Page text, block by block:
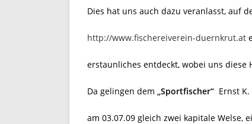
Dies hat uns auch dazu veranlasst, auf
http://www.fischereiverein-duernkrut.at
erstaunliches entdeckt, wobei uns diese
Da gelingen dem „Sportfischer“ Ernst
am 03.07.09 gleich zwei kapitale Welse,